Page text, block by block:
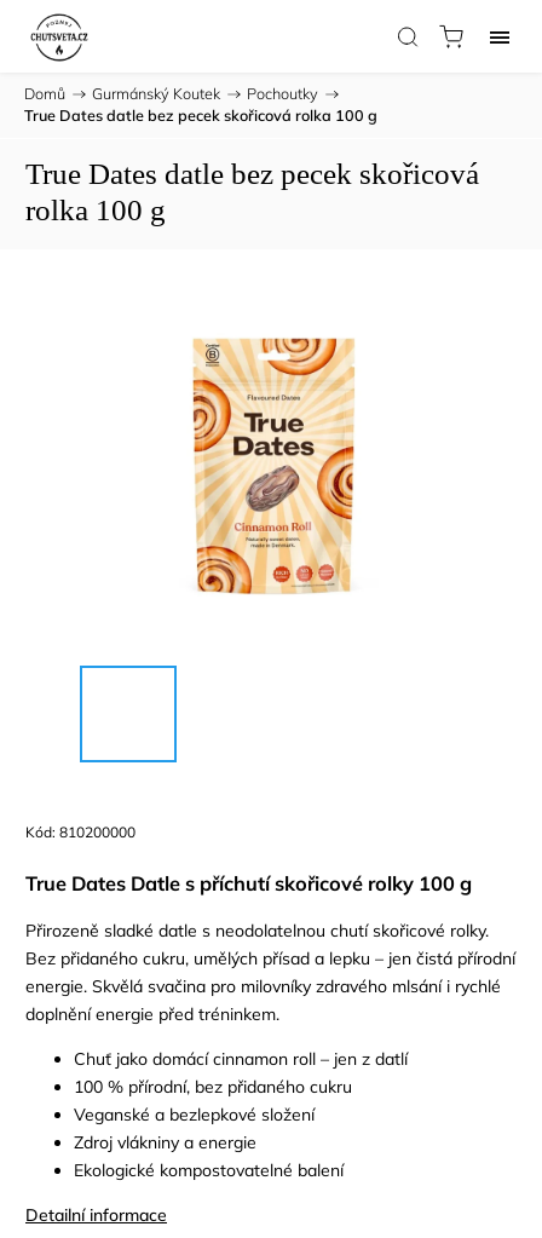
Domů / Gurmánský Koutek / Pochoutky /
True Dates datle bez pecek skořicová rolka 100 g
True Dates datle bez pecek skořicová
rolka 100 g
Kód: 810200000
True Dates Datle s příchutí skořicové rolky 100 g
Přirozeně sladké datle s neodolatelnou chutí skořicové rolky.
Bez přidaného cukru, umělých přísad a lepku – jen čistá přírodní
energie. Skvělá svačina pro milovníky zdravého mlsání i rychlé
doplnění energie před tréninkem.
Chuť jako domácí cinnamon roll – jen z datlí
100 % přírodní, bez přidaného cukru
Veganské a bezlepkové složení
Zdroj vlákniny a energie
Ekologické kompostovatelné balení
Detailní informace